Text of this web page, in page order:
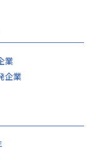
業
企業